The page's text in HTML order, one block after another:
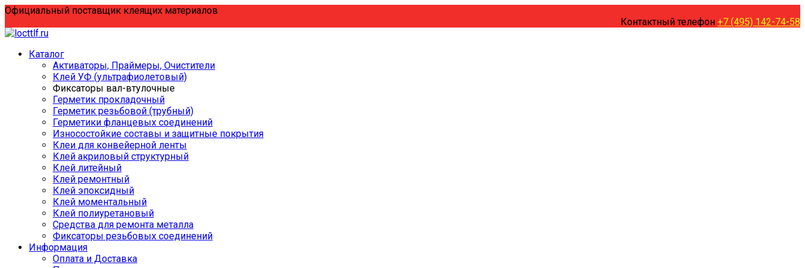
Перейти
содержанию
Официальный поставщик клеящих материалов
Контактный телефон +7 (495) 142-74-58
Каталог
Активаторы, Праймеры, Очистители
Клей УФ (ультрафиолетовый)
Фиксаторы вал-втулочные
Герметик прокладочный
Герметик резьбовой (трубный)
Герметики фланцевых соединений
Износостойкие составы и защитные покрытия
Клеи для конвейерной ленты
Клей акриловый структурный
Клей литейный
Клей ремонтный
Клей эпоксидный
Клей моментальный
Клей полиуретановый
Средства для ремонта металла
Фиксаторы резьбовых соединений
Информация
Оплата и Доставка